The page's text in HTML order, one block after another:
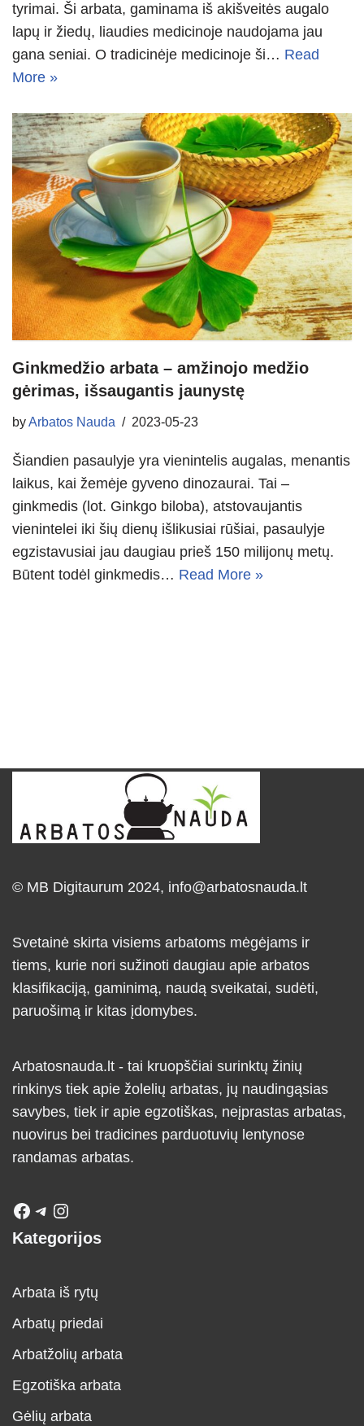
tyrimai. Ši arbata, gaminama iš akišveitės augalo
lapų ir žiedų, liaudies medicinoje naudojama jau
gana seniai. O tradicinėje medicinoje ši… Read
More »
Ginkmedžio arbata – amžinojo medžio
gėrimas, išsaugantis jaunystę
byArbatos Nauda 2023-05-23
Šiandien pasaulyje yra vienintelis augalas, menantis
laikus, kai žemėje gyveno dinozaurai. Tai –
ginkmedis (lot. Ginkgo biloba), atstovaujantis
vienintelei iki šių dienų išlikusiai rūšiai, pasaulyje
egzistavusiai jau daugiau prieš 150 milijonų metų.
Būtent todėl ginkmedis… Read More »
© MB Digitaurum 2024, info@arbatosnauda.lt
Svetainė skirta visiems arbatoms mėgėjams ir
tiems, kurie nori sužinoti daugiau apie arbatos
klasifikaciją, gaminimą, naudą sveikatai, sudėti,
paruošimą ir kitas įdomybes.
Arbatosnauda.lt - tai kruopščiai surinktų žinių
rinkinys tiek apie žolelių arbatas, jų naudingąsias
savybes, tiek ir apie egzotiškas, neįprastas arbatas,
nuovirus bei tradicines parduotuvių lentynose
randamas arbatas.
Kategorijos
Arbata iš rytų
Arbatų priedai
Arbatžolių arbata
Egzotiška arbata
Gėlių arbata